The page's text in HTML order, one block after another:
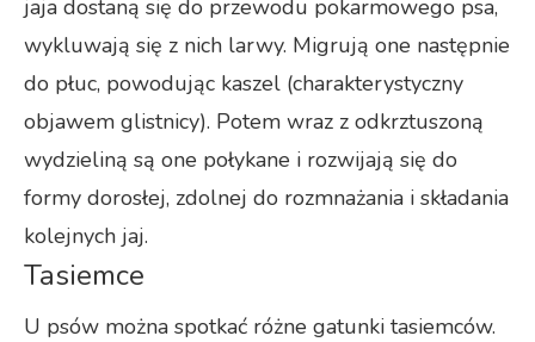
jaja dostaną się do przewodu pokarmowego psa,
wykluwają się z nich larwy. Migrują one następnie
do płuc, powodując kaszel (charakterystyczny
objawem glistnicy). Potem wraz z odkrztuszoną
wydzieliną są one połykane i rozwijają się do
formy dorosłej, zdolnej do rozmnażania i składania
kolejnych jaj.
Tasiemce
U psów można spotkać różne gatunki tasiemców.